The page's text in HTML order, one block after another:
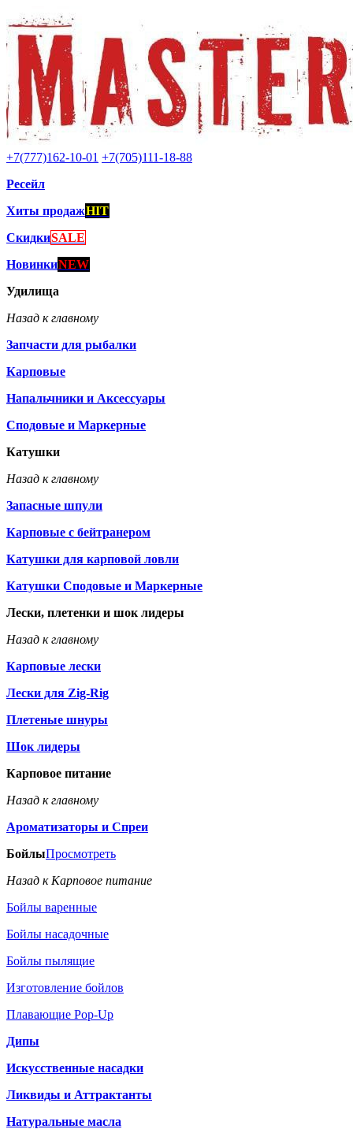
+7(777)162-10-01 +7(705)111-18-88
Ресейл
Хиты продажHIT
СкидкиSALE
НовинкиNEW
Удилища
Назад к главному
Запчасти для рыбалки
Карповые
Напальчники и Аксессуары
Сподовые и Маркерные
Катушки
Назад к главному
Запасные шпули
Карповые с бейтранером
Катушки для карповой ловли
Катушки Сподовые и Маркерные
Лески, плетенки и шок лидеры
Назад к главному
Карповые лески
Лески для Zig-Rig
Плетеные шнуры
Шок лидеры
Карповое питание
Назад к главному
Ароматизаторы и Спреи
БойлыПросмотреть
Назад к Карповое питание
Бойлы варенные
Бойлы насадочные
Бойлы пылящие
Изготовление бойлов
Плавающие Pop-Up
Дипы
Искусственные насадки
Ликвиды и Аттрактанты
Натуральные масла